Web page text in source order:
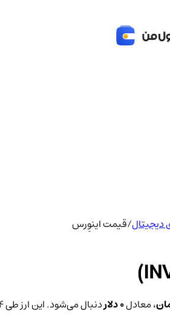
دیجیتال/قیمت اینوِرس
، معادل0 دلار دنبال می‌شود. این ارز طی ۲۴ ساعت گذشته